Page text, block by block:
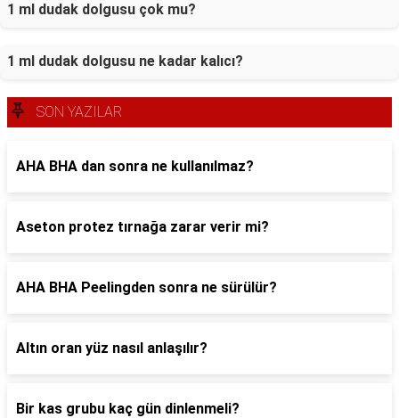
1 ml dudak dolgusu çok mu?
1 ml dudak dolgusu ne kadar kalıcı?
SON YAZILAR
AHA BHA dan sonra ne kullanılmaz?
Aseton protez tırnağa zarar verir mi?
AHA BHA Peelingden sonra ne sürülür?
Altın oran yüz nasıl anlaşılır?
Bir kas grubu kaç gün dinlenmeli?